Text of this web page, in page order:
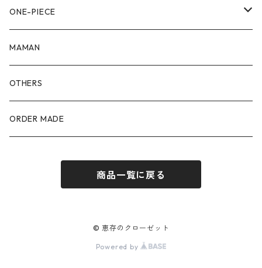
90size
100size
110size
80size
90size
100size
110size
ONE-PIECE
80size
90size
100size
MAMAN
OTHERS
ORDER MADE
商品一覧に戻る
© 恵存のクローゼット
Powered by